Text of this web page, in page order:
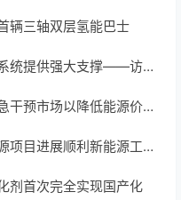
辆三轴双层氢能巴士
（能源电网）数字化为新型电力系统提供强大支撑——访施耐德电气高级副总裁、能源管理中压业务中国区负责人徐韶峰
（欧盟收入）欧盟委员会公布紧急干预市场以降低能源价格的措施
（核电项目）我国一批重大新能源项目进展顺利新能源工程稳步推进推动实现“双碳”目标
剂首次完全实现国产化